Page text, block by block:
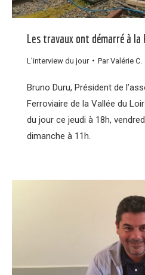
Les travaux ont démarré à la
L'interview du jour ParValérie C.
Bruno Duru, Président de
Ferroviaire de la Vallée du
du jour ce jeudi à 18h,
dimanche à 11h.